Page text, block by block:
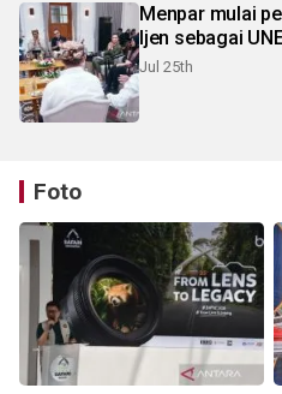
Menpar mulai
Ijen sebagai
Jul 25th
Foto